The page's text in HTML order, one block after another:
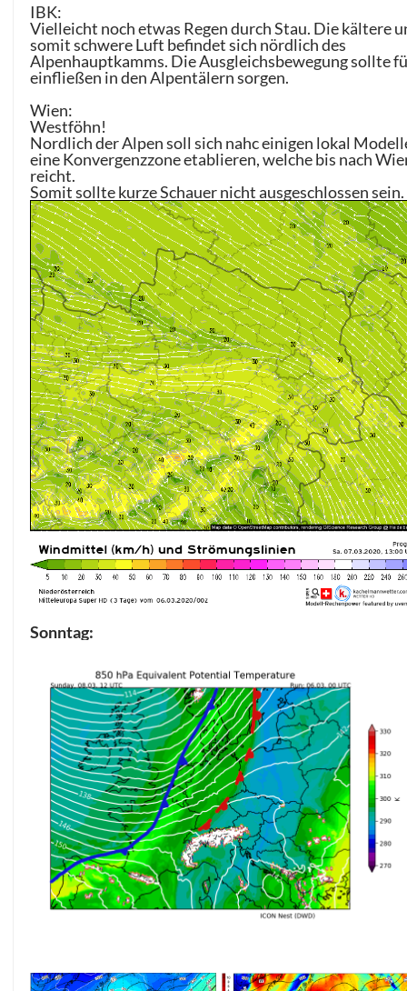
IBK:
Vielleicht noch etwas Regen durch Stau. Die kältere
somit schwere Luft befindet sich nördlich des
Alpenhauptkamms. Die Ausgleichsbewegung sollte
einfließen in den Alpentälern sorgen.
Wien:
Westföhn!
Nordlich der Alpen soll sich nahc einigen lokal
eine Konvergenzzone etablieren, welche bis nach
reicht.
Somit sollte kurze Schauer nicht ausgeschlossen sein.
Sonntag: